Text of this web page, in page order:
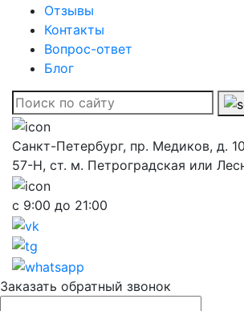
Отзывы
Контакты
Вопрос-ответ
Блог
Санкт-Петербург, пр. Медиков, д.
57-Н, ст. м. Петроградская или
с 9:00 до 21:00
Заказать обратный звонок